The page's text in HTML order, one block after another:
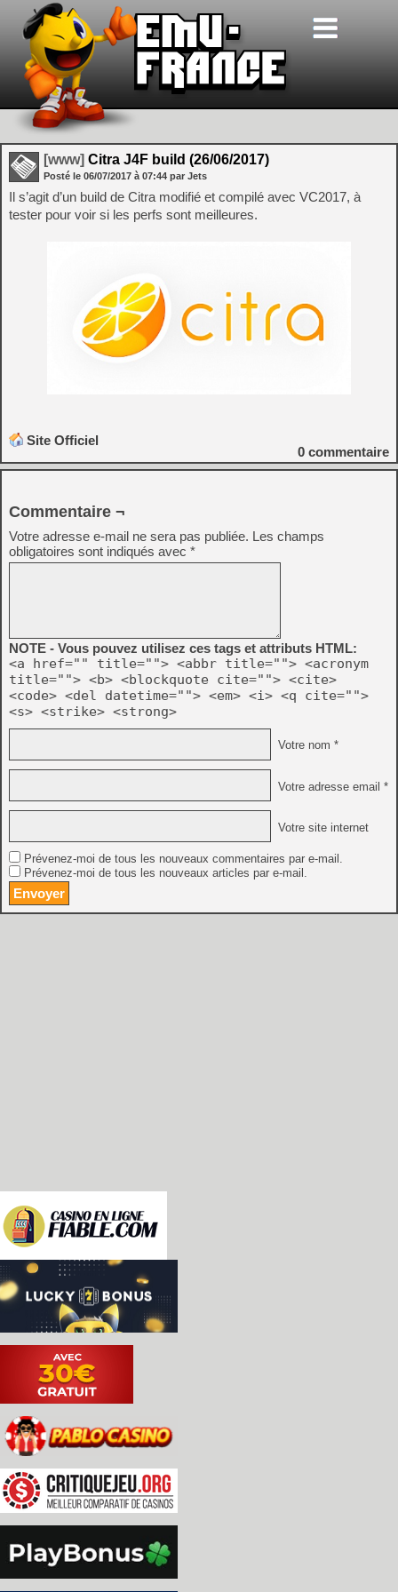
[www] Citra J4F build (26/06/2017)
Posté le 06/07/2017 à 07:44 par Jets
Il s’agit d’un build de Citra modifié et compilé avec VC2017, à
tester pour voir si les perfs sont meilleures.
Site Officiel
0 commentaire
Commentaire ¬
Votre adresse e-mail ne sera pas publiée. Les champs
obligatoires sont indiqués avec *
NOTE - Vous pouvez utilisez ces tags et attributs HTML:
<a href="" title=""> <abbr title=""> <acronym
title=""> <b> <blockquote cite=""> <cite>
<code> <del datetime=""> <em> <i> <q cite="">
<s> <strike> <strong>
Votre nom *
Votre adresse email *
Votre site internet
Prévenez-moi de tous les nouveaux commentaires par e-mail.
Prévenez-moi de tous les nouveaux articles par e-mail.